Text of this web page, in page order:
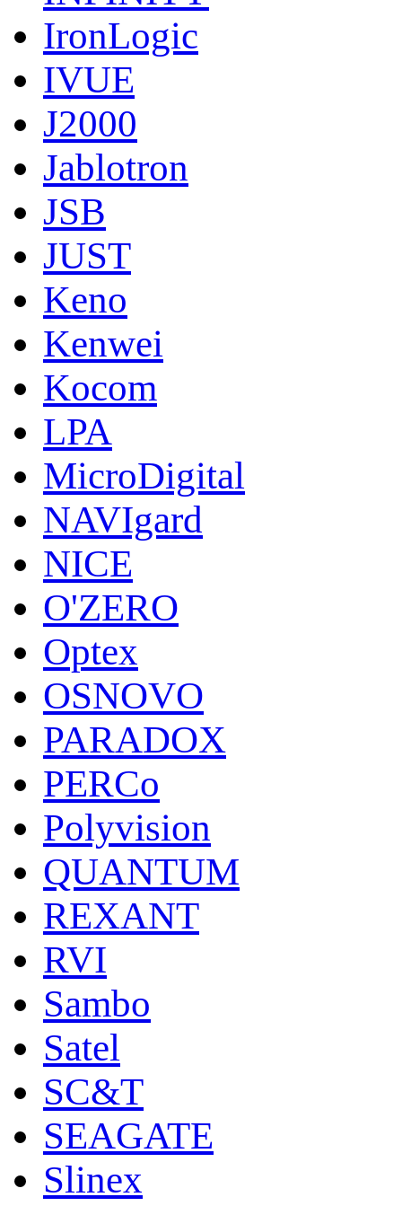
IronLogic
IVUE
J2000
Jablotron
JSB
JUST
Keno
Kenwei
Kocom
LPA
MicroDigital
NAVIgard
NICE
O'ZERO
Optex
OSNOVO
PARADOX
PERCo
Polyvision
QUANTUM
REXANT
RVI
Sambo
Satel
SC&T
SEAGATE
Slinex